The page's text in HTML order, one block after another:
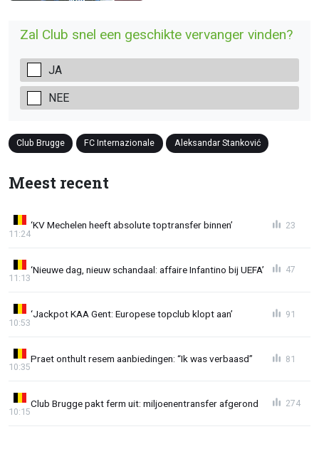
Zal Club snel een geschikte vervanger vinden?
JA
NEE
Club Brugge FC Internazionale Aleksandar Stanković
Meest recent
‘KV Mechelen heeft absolute toptransfer binnen’
11:24
23
‘Nieuwe dag, nieuw schandaal: affaire Infantino bij UEFA’
11:13
47
‘Jackpot KAA Gent: Europese topclub klopt aan’
10:53
91
Praet onthult resem aanbiedingen: “Ik was verbaasd”
10:35
81
Club Brugge pakt ferm uit: miljoenentransfer afgerond
10:15
274